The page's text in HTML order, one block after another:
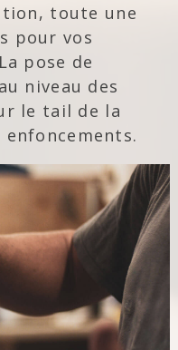
toute une
pour vos
pose de
niveau des
le tail de la